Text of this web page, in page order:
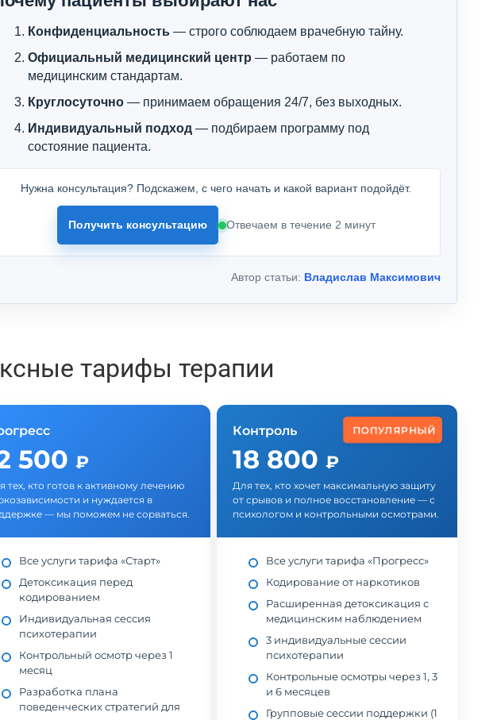
Конфиденциальность— строго соблюдаем врачебную тайну.
Официальный медицинский центр — работаем по
медицинским стандартам.
Круглосуточно— принимаем обращения 24/7, без выходных.
Индивидуальный подход— подбираем программу под
состояние пациента.
Нужна консультация? Подскажем, с чего начать и какой вариант подойдёт.
Получить консультацию Отвечаем в течение 2 минут
Автор статьи: Владислав Максимович
тарифы терапии
500 ₽
тех, кто готов к активному лечению
и нуждается в
— мы поможем не сорваться.
Все услуги тарифа «Старт»
Детоксикация перед
кодированием
Индивидуальная сессия
психотерапии
Контрольный осмотр через 1
месяц
Разработка плана
поведенческих стратегий для
ПОПУЛЯРНЫЙ
Контроль
18 800 ₽
Для тех, кто хочет максимальную защиту
от срывов и полное восстановление — с
психологом и контрольными осмотрами.
Все услуги тарифа «Прогресс»
Кодирование от наркотиков
Расширенная детоксикация с
медицинским наблюдением
3 индивидуальные сессии
психотерапии
Контрольные осмотры через 1, 3
и 6 месяцев
Групповые сессии поддержки (1